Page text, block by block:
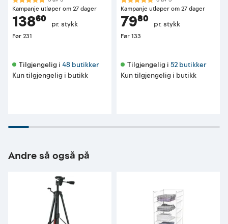
Kampanje utløper om 27 dager
138⁶⁰ pr. stykk
Før231
Tilgjengelig i 48 butikker
Kun tilgjengelig i butikk
Kampanje utløper om 27 dager
79⁸⁰ pr. stykk
Før133
Tilgjengelig i 52 butikker
Kun tilgjengelig i butikk
Andre så også på